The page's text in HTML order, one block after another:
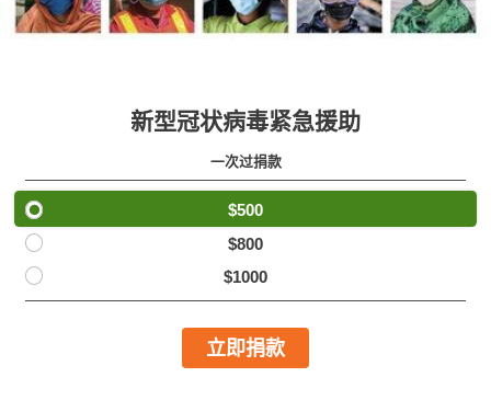
新型冠状病毒紧急援助
一次过捐款
$500
$800
$1000
立即捐款